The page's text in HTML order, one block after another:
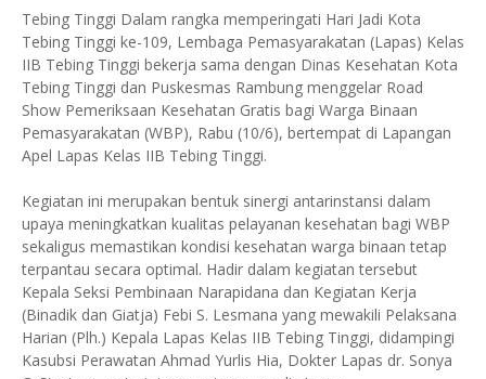
Tebing Tinggi Dalam rangka memperingati Hari Jadi Kota
Tebing Tinggi ke-109, Lembaga Pemasyarakatan (Lapas) Kelas
IIB Tebing Tinggi bekerja sama dengan Dinas Kesehatan Kota
Tebing Tinggi dan Puskesmas Rambung menggelar Road
Show Pemeriksaan Kesehatan Gratis bagi Warga Binaan
Pemasyarakatan (WBP), Rabu (10/6), bertempat di Lapangan
Apel Lapas Kelas IIB Tebing Tinggi.
Kegiatan ini merupakan bentuk sinergi antarinstansi dalam
upaya meningkatkan kualitas pelayanan kesehatan bagi WBP
sekaligus memastikan kondisi kesehatan warga binaan tetap
terpantau secara optimal. Hadir dalam kegiatan tersebut
Kepala Seksi Pembinaan Narapidana dan Kegiatan Kerja
(Binadik dan Giatja) Febi S. Lesmana yang mewakili Pelaksana
Harian (Plh.) Kepala Lapas Kelas IIB Tebing Tinggi, didampingi
Kasubsi Perawatan Ahmad Yurlis Hia, Dokter Lapas dr. Sonya